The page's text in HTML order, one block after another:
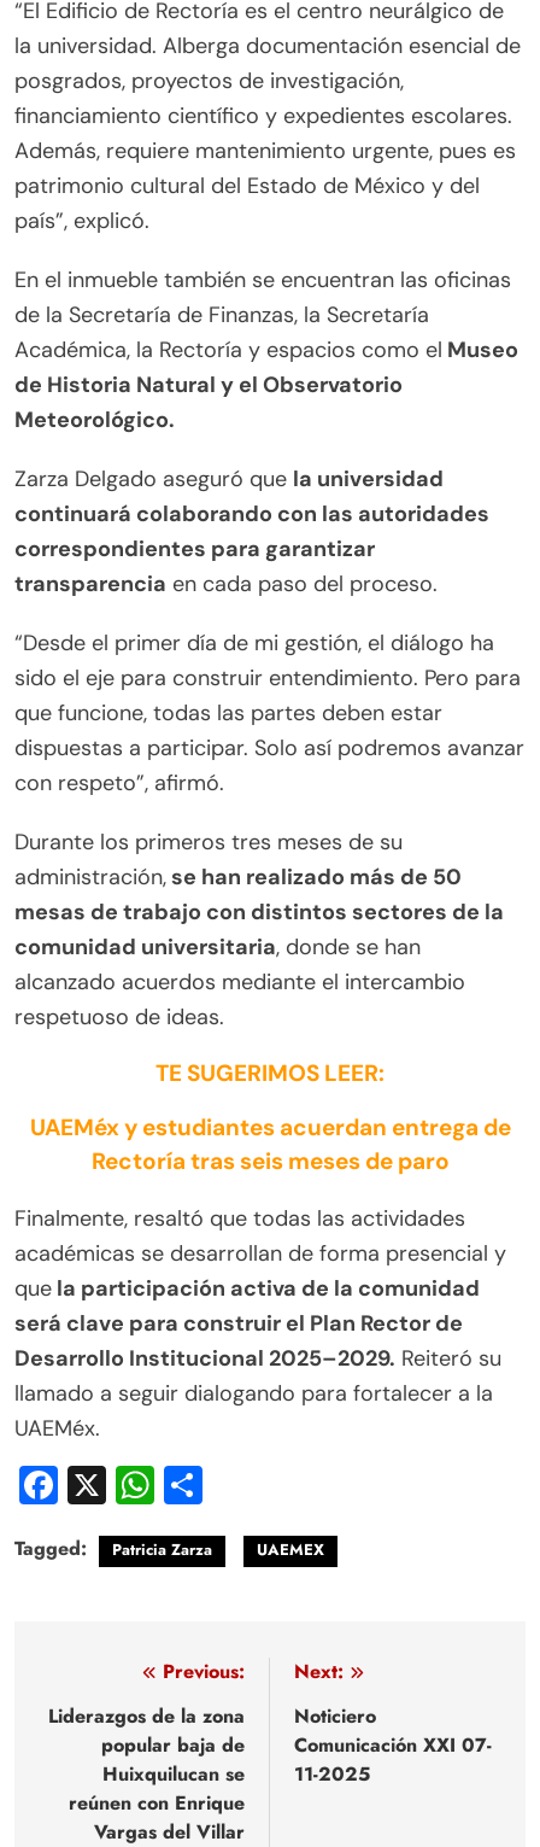
“El Edificio de Rectoría es el centro neurálgico de
la universidad. Alberga documentación esencial de
posgrados, proyectos de investigación,
financiamiento científico y expedientes escolares.
Además, requiere mantenimiento urgente, pues es
patrimonio cultural del Estado de México y del
país”, explicó.
En el inmueble también se encuentran las oficinas
de la Secretaría de Finanzas, la Secretaría
Académica, la Rectoría y espacios como el Museo
de Historia Natural y el Observatorio
Meteorológico.
Zarza Delgado aseguró que la universidad
continuará colaborando con las autoridades
correspondientes para garantizar
transparencia en cada paso del proceso.
“Desde el primer día de mi gestión, el diálogo ha
sido el eje para construir entendimiento. Pero para
que funcione, todas las partes deben estar
dispuestas a participar. Solo así podremos avanzar
con respeto”, afirmó.
Durante los primeros tres meses de su
administración,se han realizado más de 50
mesas de trabajo con distintos sectores de la
comunidad universitaria, donde se han
alcanzado acuerdos mediante el intercambio
respetuoso de ideas.
TE SUGERIMOS LEER:
UAEMéx y estudiantes acuerdan entrega de
Rectoría tras seis meses de paro
Finalmente, resaltó que todas las actividades
académicas se desarrollan de forma presencial y
que la participación activa de la comunidad
será clave para construir el Plan Rector de
Desarrollo Institucional 2025–2029. Reiteró su
llamado a seguir dialogando para fortalecer a la
UAEMéx.
Facebook
X WhatsApp
Tagged: Patricia Zarza UAEMEX
Navegación
de
entradas
Previous:
Liderazgos de la zona
popular baja de
Huixquilucan se
reúnen con Enrique
Vargas del Villar
Next:
Noticiero
Comunicación XXI 07-
11-2025